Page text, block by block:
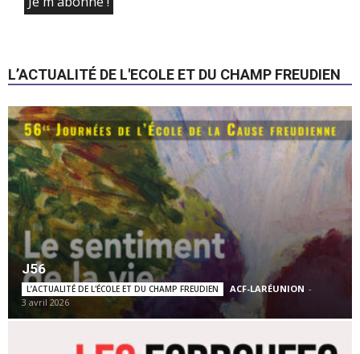
L’ACTUALITÉ DE L'ECOLE ET DU CHAMP FREUDIEN
J56
L’ACTUALITÉ DE L'ÉCOLE ET DU CHAMP FREUDIEN ACF-LARÉUNION -
3 avril 2026